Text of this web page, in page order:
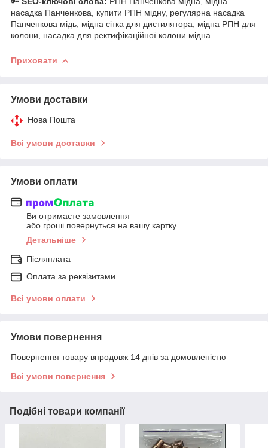
насадка Панченкова, купити РПН мідну, регулярна насадка
Панченкова мідь, мідна сітка для дистилятора, мідна РПН для
колони, насадка для ректифікаційної колони мідна
Приховати
Умови доставки
Нова Пошта
Всі умови доставки
Умови оплати
Ви отримаєте замовлення
або гроші повернуться на вашу картку
Детальніше
Післяплата
Оплата за реквізитами
Всі умови оплати
Умови повернення
Повернення товару впродовж 14 днів за домовленістю
Всі умови повернення
Подібні товари компанії